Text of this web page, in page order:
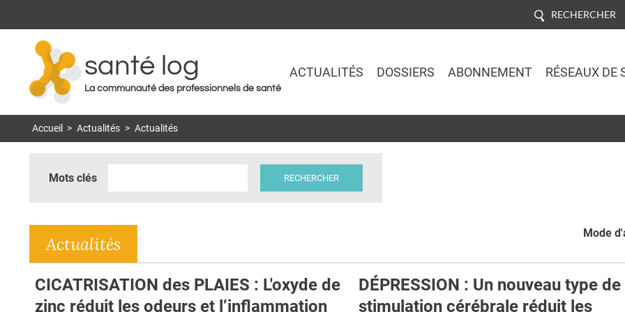
RECHERCHER
santé log
La communauté des professionnels de santé
ACTUALITÉS DOSSIERS ABONNEMENT RÉSEAUX DE
Accueil > Actualités > Actualités
Mots clés
Mode
Actualités
CICATRISATION des PLAIES : L'oxyde de
zinc réduit les odeurs et l’inflammation
DÉPRESSION : Un nouveau type de
stimulation cérébrale réduit les